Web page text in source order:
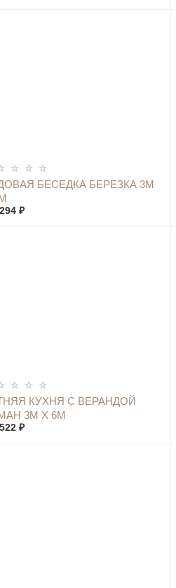
БЕСЕДКА БЕРЕЗКА 3М
₽
КУПИТЬ
КУХНЯ С ВЕРАНДОЙ
3М Х 6М
₽
КУПИТЬ